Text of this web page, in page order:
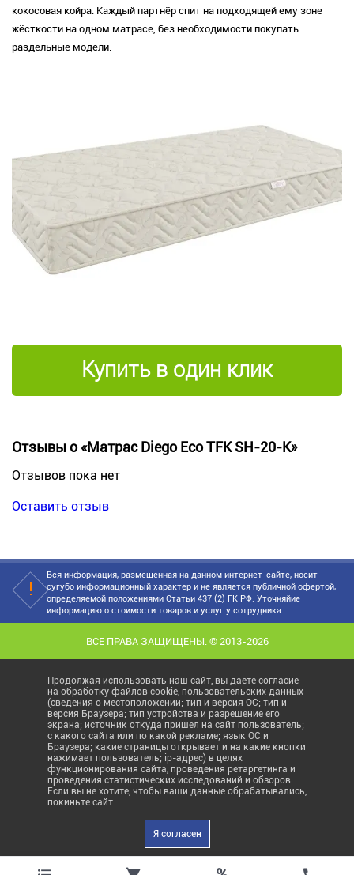
кокосовая койра. Каждый партнёр спит на подходящей ему зоне
жёсткости на одном матрасе, без необходимости покупать
раздельные модели.
Купить в один клик
Отзывы о «Матрас Diego Eco TFK SH-20-K»
Отзывов пока нет
Оставить отзыв
Вся информация, размещенная на данном интернет-сайте, носит
сугубо информационный характер и не является публичной офертой,
определяемой положениями Статьи 437 (2) ГК РФ. Уточняйие
информацию о стоимости товаров и услуг у сотрудника.
ВСЕ ПРАВА ЗАЩИЩЕНЫ. © 2013-2026
Продолжая использовать наш сайт, вы даете согласие
на обработку файлов cookie, пользовательских данных
(сведения о местоположении; тип и версия ОС; тип и
версия Браузера; тип устройства и разрешение его
экрана; источник откуда пришел на сайт пользователь;
с какого сайта или по какой рекламе; язык ОС и
Браузера; какие страницы открывает и на какие кнопки
нажимает пользователь; ip-адрес) в целях
функционирования сайта, проведения ретаргетинга и
проведения статистических исследований и обзоров.
Если вы не хотите, чтобы ваши данные обрабатывались,
покиньте сайт.
Я согласен